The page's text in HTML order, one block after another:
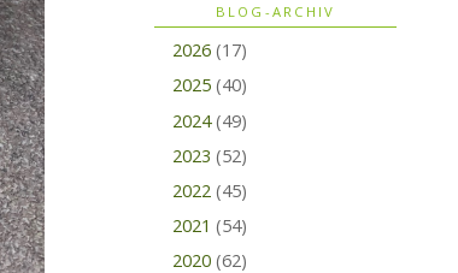
BLOG-ARCHIV
2026 (17)
2025 (40)
2024 (49)
2023 (52)
2022 (45)
2021 (54)
2020 (62)